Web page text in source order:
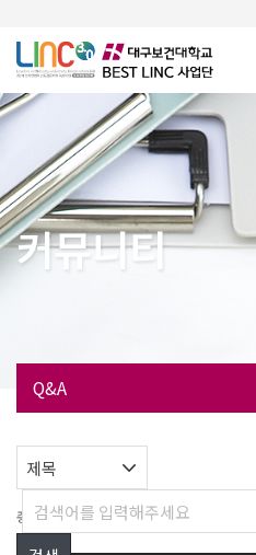
커뮤니티
Q&A
총 1건1/1 페이지